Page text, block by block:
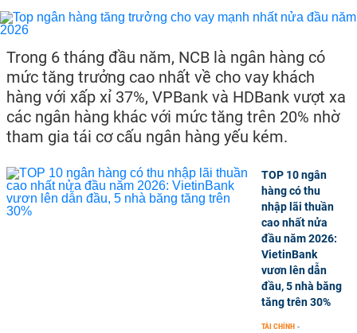
Trong 6 tháng đầu năm, NCB là ngân hàng có
mức tăng trưởng cao nhất về cho vay khách
hàng với xấp xỉ 37%, VPBank và HDBank vượt xa
các ngân hàng khác với mức tăng trên 20% nhờ
tham gia tái cơ cấu ngân hàng yếu kém.
TOP 10 ngân
hàng có thu
nhập lãi thuần
cao nhất nửa
đầu năm 2026:
VietinBank
vươn lên dẫn
đầu, 5 nhà băng
tăng trên 30%
TÀI CHÍNH -